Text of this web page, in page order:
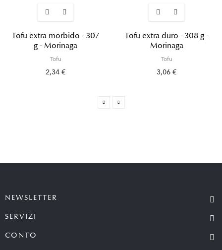
Tofu extra morbido - 307
g - Morinaga
Tofu
2,34 €
Tofu extra duro - 308 g -
Morinaga
Tofu
3,06 €
NEWSLETTER
SERVIZI
CONTO